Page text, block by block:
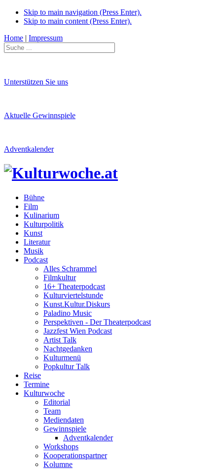
Skip to main navigation (Press Enter).
Skip to main content (Press Enter).
Home | Impressum
Unterstützen Sie uns
Aktuelle Gewinnspiele
Adventkalender
Bühne
Film
Kulinarium
Kulturpolitik
Kunst
Literatur
Musik
Podcast
Alles Schrammel
Filmkultur
16+ Theaterpodcast
Kulturviertelstunde
Kunst.Kultur.Diskurs
Paladino Music
Perspektiven - Der Theaterpodcast
Jazzfest Wien Podcast
Artist Talk
Nachtgedanken
Kulturmenü
Popkultur Talk
Reise
Termine
Kulturwoche
Editorial
Team
Mediendaten
Gewinnspiele
Adventkalender
Workshops
Kooperationspartner
Kolumne